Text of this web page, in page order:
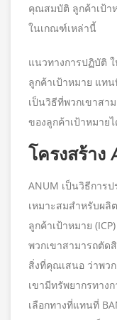
คุณสมบัติ ลูกค้าเป้า
ในเกณฑ์เหล่านี้
แนวทางการปฏิบัติ
ลูกค้าเป้าหมาย แท
เป็นวิธีที่พวกเขาสา
ของลูกค้าเป้าหมายไ
โครงสร้าง
ANUM เป็นวิธีการ
เหมาะสมสำหรับผ
ลูกค้าเป้าหมาย
พวกเขาสามารถตัด
สิ่งที่คุณเสนอ ว่าพว
เขามีทรัพยากรทาง
เลือกทางที่แทนที่